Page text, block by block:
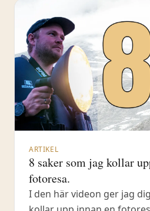
landskapsfotograf &
naturfotograf
ARTIKEL
8 saker som jag kollar
fotoresa.
I den här videon ger jag